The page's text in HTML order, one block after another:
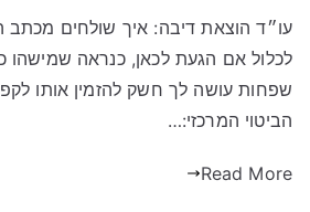
עו״ד הוצאת דיבה: איך שולחים
לכלול אם הגעת לכאן, כנראה שמישהו
שפחות עושה לך חשק להזמין אותו
הביטוי המרכזי:…
Read More